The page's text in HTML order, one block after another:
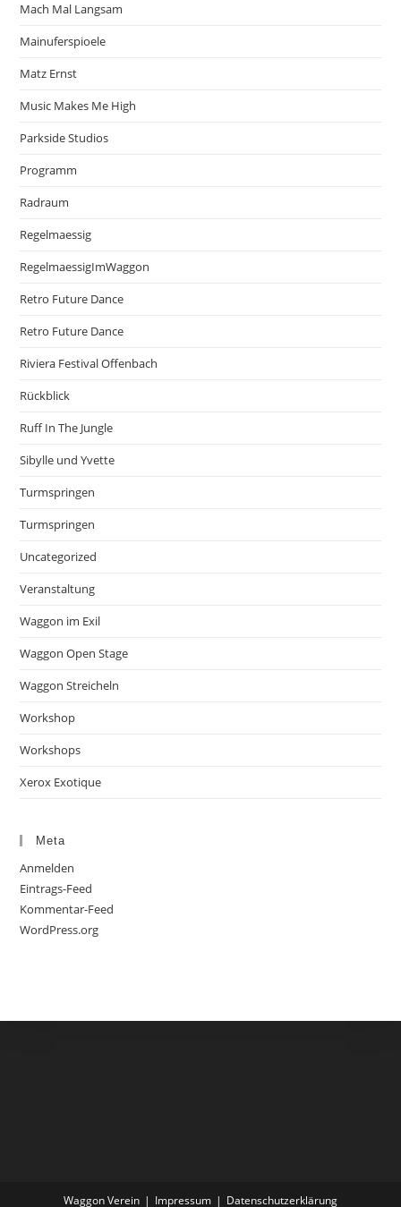
Mach Mal Langsam
Mainuferspioele
Matz Ernst
Music Makes Me High
Parkside Studios
Programm
Radraum
Regelmaessig
RegelmaessigImWaggon
Retro Future Dance
Retro Future Dance
Riviera Festival Offenbach
Rückblick
Ruff In The Jungle
Sibylle und Yvette
Turmspringen
Turmspringen
Uncategorized
Veranstaltung
Waggon im Exil
Waggon Open Stage
Waggon Streicheln
Workshop
Workshops
Xerox Exotique
Meta
Anmelden
Eintrags-Feed
Kommentar-Feed
WordPress.org
Waggon Verein Impressum Datenschutzerklärung